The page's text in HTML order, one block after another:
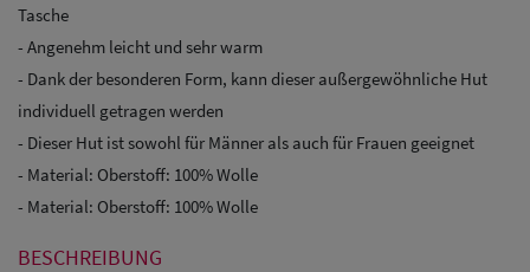
Tasche
- Angenehm leicht und sehr warm
- Dank der besonderen Form, kann dieser außergewöhnliche Hut
individuell getragen werden
- Dieser Hut ist sowohl für Männer als auch für Frauen geeignet
- Material: Oberstoff: 100% Wolle
- Material: Oberstoff: 100% Wolle
BESCHREIBUNG